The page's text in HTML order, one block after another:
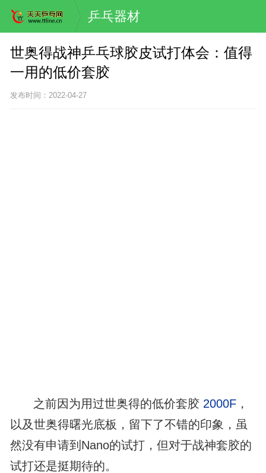
乒乓器材
世奥得战神乒乓球胶皮试打体会：值得
一用的低价套胶
发布时间：2022-04-27
之前因为用过世奥得的低价套胶 2000F ，
以及世奥得曙光底板，留下了不错的印象，虽
然没有申请到Nano的试打，但对于战神套胶的
试打还是挺期待的。